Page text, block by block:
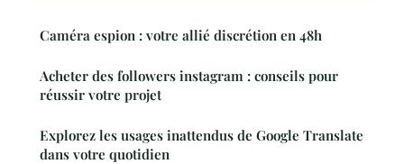
Caméra espion : votre allié discrétion en 48h
Acheter des followers instagram : conseils pour
réussir votre projet
Explorez les usages inattendus de Google Translate
dans votre quotidien